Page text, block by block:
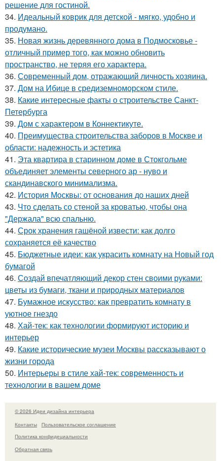
решение для гостиной.
34. Идеальный коврик для детской - мягко, удобно и
продумано.
35. Новая жизнь деревянного дома в Подмосковье -
отличный пример того, как можно обновить
пространство, не теряя его характера.
36. Современный дом, отражающий личность хозяина.
37. Дом на Ибице в средиземноморском стиле.
38. Какие интересные факты о строительстве Санкт-
Петербурга
39. Дом с характером в Коннектикуте.
40. Преимущества строительства заборов в Москве и
области: надежность и эстетика
41. Эта квартира в старинном доме в Стокгольме
объединяет элементы северного ар - нуво и
скандинавского минимализма.
42. История Москвы: от основания до наших дней
43. Что сделать со стеной за кроватью, чтобы она
"Держала" всю спальню.
44. Срок хранения гашёной извести: как долго
сохраняется её качество
45. Бюджетные идеи: как украсить комнату на Новый год
бумагой
46. Создай впечатляющий декор стен своими руками:
цветы из бумаги, ткани и природных материалов
47. Бумажное искусство: как превратить комнату в
уютное гнездо
48. Хай-тек: как технологии формируют историю и
интерьер
49. Какие исторические музеи Москвы рассказывают о
жизни города
50. Интерьеры в стиле хай-тек: современность и
технологии в вашем доме
© 2026 Идеи дизайна интерьера
Контакты
Пользовательское соглашение
Политика конфидециальности
Обратная связь